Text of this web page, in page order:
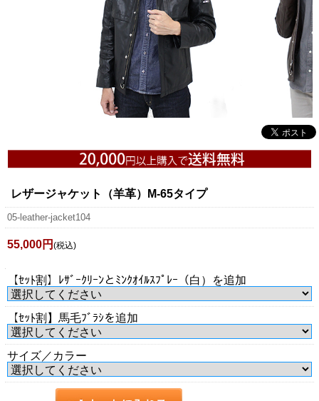
レザージャケット（羊革）M-65タイプ
05-leather-jacket104
55,000円 (税込)
【ｾｯﾄ割】ﾚｻﾞｰｸﾘｰﾝとﾐﾝｸｵｲﾙｽﾌﾟﾚｰ（白）を追加
【ｾｯﾄ割】馬毛ﾌﾞﾗｼを追加
サイズ／カラー